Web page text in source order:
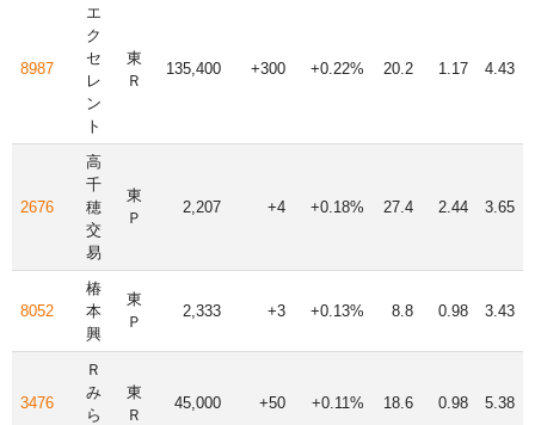
8987
エ
ク
セ
レ
ン
ト
東
Ｒ
135,400 +300 +0.22% 20.2 1.17 4.43
2676
高
千
穂
交
易
東
Ｐ
2,207 +4 +0.18% 27.4 2.44 3.65
8052
椿
本
興
東
Ｐ
2,333 +3 +0.13% 8.8 0.98 3.43
3476
Ｒ
み
ら
東
Ｒ
45,000 +50 +0.11% 18.6 0.98 5.38